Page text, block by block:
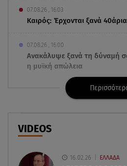
07.08.26 , 16:03
Καιρός: Έρχονται ξανά
07.08.26 , 16:00
Ανακάλυψε ξανά τη δύναμή
η μυϊκή απώλεια
07.08.26 , 15:24
Ιωάννα Τούνη - Δημήτρης
throwback φωτογραφία από
07.08.26 , 15:21
καινοτομίας και επιτυχίας
VIDEOS
16.02.26 ΕΛΛΑΔΑ